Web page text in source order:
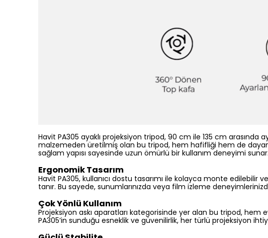
Havit PA305 ayaklı projeksiyon tripod, 90 cm ile 135 cm
malzemeden üretilmiş olan bu tripod, hem hafifliği hem de
sağlam yapısı sayesinde uzun ömürlü bir kullanım deneyimi sunar.
Ergonomik Tasarım
Havit PA305, kullanıcı dostu tasarımı ile kolayca monte edilebilir
tanır. Bu sayede, sunumlarınızda veya film izleme
Çok Yönlü Kullanım
Projeksiyon askı aparatları kategorisinde yer alan bu tripod,
PA305’in sunduğu esneklik ve güvenilirlik, her türlü projeksiyon